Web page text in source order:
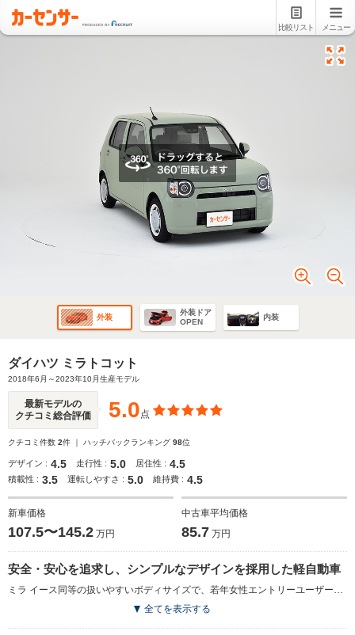
比較リスト メニュー
外装
外装ドア
OPEN
内装
ダイハツ ミラトコット
2018年6月～2023年10月生産モデル
最新モデルの
クチコミ総合評価
5.0点
クチコミ件数 2件 ｜ ハッチバックランキング 98位
デザイン : 4.5 走行性 : 5.0 居住性 : 4.5
積載性 : 3.5 運転しやすさ : 5.0 維持費 : 4.5
新車価格
107.5〜145.2 万円
中古車平均価格
85.7 万円
安全・安心を追求し、シンプルなデザインを採用した軽自動車
ミラ イース同等の扱いやすいボディサイズで、若年女性エントリーユーザーをはじめ、幅広いドライバーに日々のモビリティライフが過ごせるよう開発された軽自動車。運転のしやすさと意匠性との両立が図られた、スクエア調のシンプルで愛着のわくデザインを採用。車両感覚がつかみやすく死角の少ないパッケージも実現された。さらに、衝突回避支援システムの「スマートアシストIII」の採用に加え、SRSサイドエアバッグ＆SRSカーテンシールドエアバッグが軽自動車として初めて全車に標準装備した。エンジンは、660ccのNAユニットで、CVTが組み合わされる。全グレード、2WDと4WDから駆動方式を選択できる。（2018.6）
全てを表示する